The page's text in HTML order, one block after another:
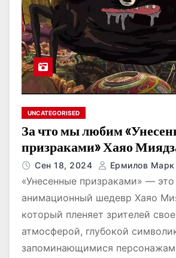
UNCATEGORISED
За что мы любим
призраками» Хаяо
Сен 18, 2024 Ермилов Марк
«Унесенные призраками» — это
анимационный шедевр Хаяо
который пленяет зрителей
атмосферой, глубокой
запоминающимися